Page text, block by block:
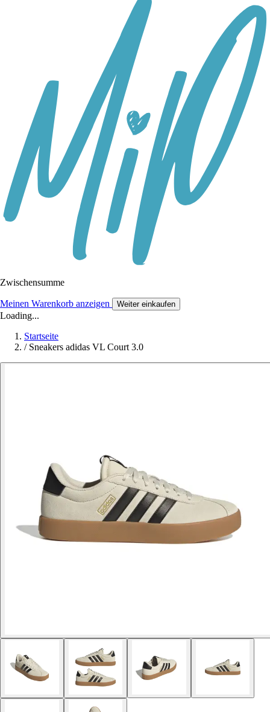
Zwischensumme
Meinen Warenkorb anzeigen Weiter einkaufen
Loading...
Startseite
/ Sneakers adidas VL Court 3.0